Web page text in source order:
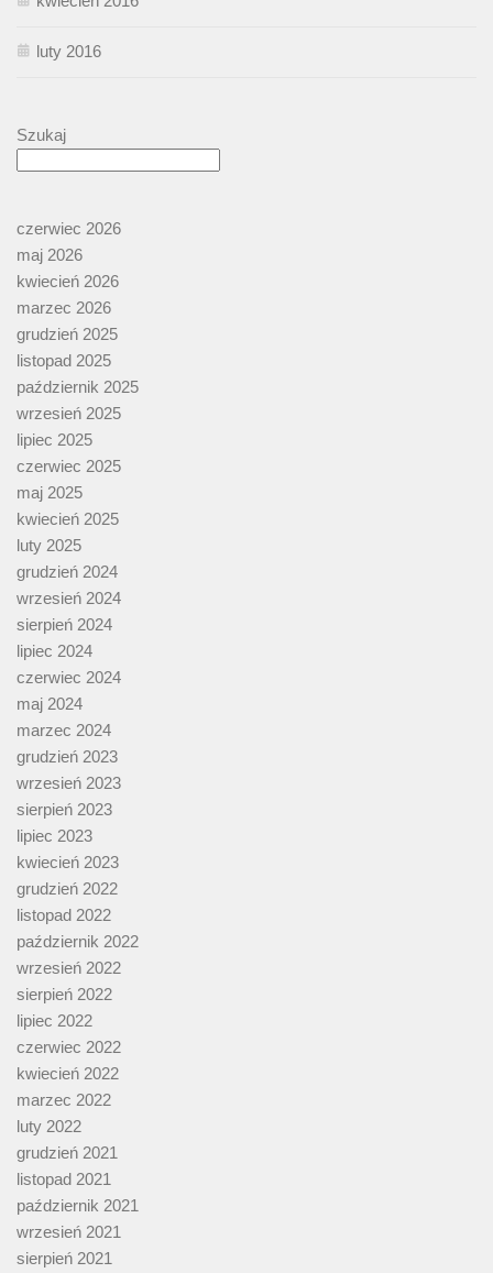
luty 2016
Szukaj
czerwiec 2026
maj 2026
kwiecień 2026
marzec 2026
grudzień 2025
listopad 2025
październik 2025
wrzesień 2025
lipiec 2025
czerwiec 2025
maj 2025
kwiecień 2025
luty 2025
grudzień 2024
wrzesień 2024
sierpień 2024
lipiec 2024
czerwiec 2024
maj 2024
marzec 2024
grudzień 2023
wrzesień 2023
sierpień 2023
lipiec 2023
kwiecień 2023
grudzień 2022
listopad 2022
październik 2022
wrzesień 2022
sierpień 2022
lipiec 2022
czerwiec 2022
kwiecień 2022
marzec 2022
luty 2022
grudzień 2021
listopad 2021
październik 2021
wrzesień 2021
sierpień 2021